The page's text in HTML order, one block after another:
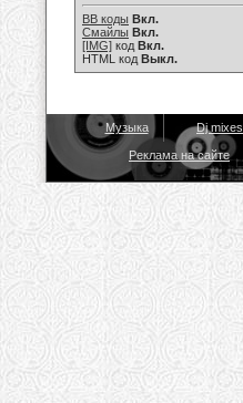
BB коды Вкл.
Смайлы Вкл.
[IMG] код Вкл.
HTML код Выкл.
Музыка Dj mixes
Реклама на сайте